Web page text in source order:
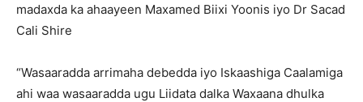
madaxda ka ahaayeen Maxamed Biixi Yoonis iyo Dr Sacad
Cali Shire
“Wasaaradda arrimaha debedda iyo Iskaashiga Caalamiga
ahi waa wasaaradda ugu Liidata dalka Waxaana dhulka